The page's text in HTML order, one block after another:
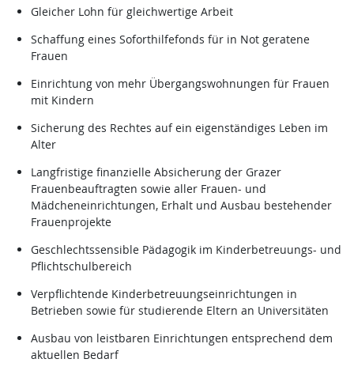
Gleicher Lohn für gleichwertige Arbeit
Schaffung eines Soforthilfefonds für in Not geratene
Frauen
Einrichtung von mehr Übergangswohnungen für Frauen
mit Kindern
Sicherung des Rechtes auf ein eigenständiges Leben im
Alter
Langfristige finanzielle Absicherung der Grazer
Frauenbeauftragten sowie aller Frauen- und
Mädcheneinrichtungen, Erhalt und Ausbau bestehender
Frauenprojekte
Geschlechtssensible Pädagogik im Kinderbetreuungs- und
Pflichtschulbereich
Verpflichtende Kinderbetreuungseinrichtungen in
Betrieben sowie für studierende Eltern an Universitäten
Ausbau von leistbaren Einrichtungen entsprechend dem
aktuellen Bedarf